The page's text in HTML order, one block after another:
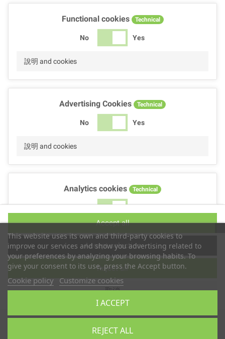
This website uses its own and third-party cookies to
improve our services and show you advertising related to
your preferences by analyzing your browsing habits. To
give your consent to its use, press the Accept button.
Cookie policy Customize cookies
REJECT ALL
I ACCEPT
Functional cookies Technical
No Yes
說明 and cookies
Advertising Cookies Technical
No Yes
說明 and cookies
Analytics cookies Technical
No Yes
Performance cookies
No Yes
說明
取消
Reject all
Accept selection
Accept all